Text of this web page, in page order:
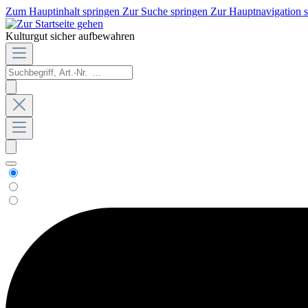
Zum Hauptinhalt springen Zur Suche springen Zur Hauptnavigation
Kulturgut sicher aufbewahren